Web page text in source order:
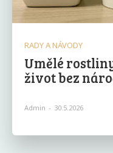
RADY A NÁVODY
Umělé
život bez
Admin - 30.5.2026